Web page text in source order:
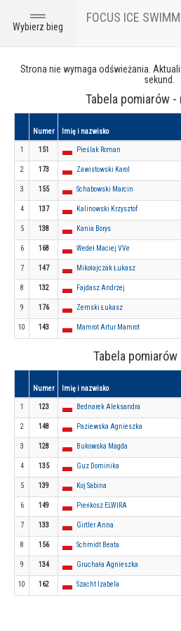
Toggle
navigation
Wybierz bieg
FOCUS ICE
Strona nie wymaga odświeżania.
sekund.
Tabela pomiarów -
Numer Imię i nazwisko
1 151 Pieślak Roman
2 173 Zawistowski Karol
3 155 Schabowski Marcin
4 137 Kalinowski Krzysztof
5 138 Kania Borys
6 168 Wedeł Maciej VVe
7 147 Mikołajczak Łukasz
8 132 Fajdasz Andrzej
9 176 Zemski Łukasz
10 143 Mamrot Artur Mamrot
Tabela
Numer Imię i nazwisko
1 123 Bednarek Aleksandra
2 148 Paziewska Agnieszka
3 128 Bukowska Magda
4 135 Guz Dominika
5 139 Koj Sabina
6 149 Pieńkosz ELWIRA
7 133 Girtler Anna
8 156 Schmidt Beata
9 134 Gruchała Agnieszka
10 162 Szacht Izabela